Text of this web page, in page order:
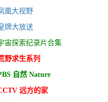
凰大视野
牌大放送
宙探索纪录片合集
野求生系列
自然 Nature
远方的家